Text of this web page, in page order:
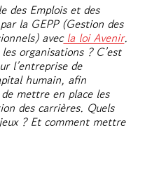
des Emplois et des
la GEPP (Gestion des
avecla loi Avenir.
organisations ? C’est
l’entreprise de
humain, afin
mettre en place les
des carrières. Quels
? Et comment mettre